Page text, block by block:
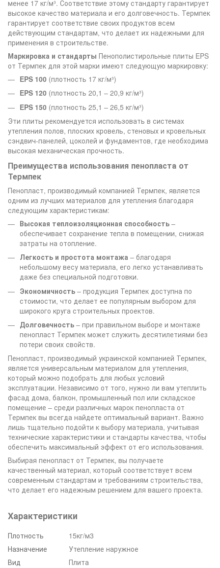
менее 17 кг/м³. Соответствие этому стандарту гарантирует
высокое качество материала и его долговечность. Термпек
гарантирует соответствие своих продуктов всем
действующим стандартам, что делает их надежными для
применения в строительстве.
Маркировка и стандарты Пенополистирольные плиты EPS
от Термпек для этой марки имеют следующую маркировку:
EPS 100 (плотность 17 кг/м³)
EPS 120 (плотность 20,1 – 20,9 кг/м³)
EPS 150 (плотность 25,1 – 26,5 кг/м³)
Эти плиты рекомендуется использовать в системах
утепления полов, плоских кровель, стеновых и кровельных
сэндвич-панелей, цоколей и фундаментов, где необходима
высокая механическая прочность.
Преимущества использования пенопласта от
Термпек
Пенопласт, производимый компанией Термпек, является
одним из лучших материалов для утепления благодаря
следующим характеристикам:
Высокая теплоизоляционная способность –
обеспечивает сохранение тепла в помещении, снижая
затраты на отопление.
Легкость и простота монтажа – благодаря
небольшому весу материала, его легко устанавливать
даже без специальной подготовки.
Экономичность – продукция Термпек доступна по
стоимости, что делает ее популярным выбором для
широкого круга строительных проектов.
Долговечность – при правильном выборе и монтаже
пенопласт Термпек может служить десятилетиями без
потери своих свойств.
Пенопласт, производимый украинской компанией Термпек,
является универсальным материалом для утепления,
который можно подобрать для любых условий
эксплуатации. Независимо от того, нужно ли вам утеплить
фасад дома, балкон, промышленный пол или складское
помещение – среди различных марок пенопласта от
Термпек вы всегда найдете оптимальный вариант. Важно
лишь тщательно подойти к выбору материала, учитывая
технические характеристики и стандарты качества, чтобы
обеспечить максимальный эффект от его использования.
Выбирая пенопласт от Термпек, вы получаете
качественный материал, который соответствует всем
современным стандартам и требованиям строительства,
что делает его надежным решением для вашего проекта.
Характеристики
Плотность
15кг/м3
Назначение
Утепление наружное
Вид
Плита